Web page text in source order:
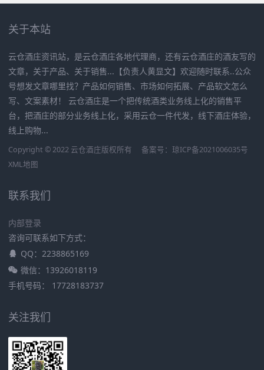
关于本站
云仓酒庄资讯站，是云仓酒庄各地代理商，还有云仓酒庄的酒友写的
文章，关于产品、关于销售...【负责人黄显文】欢迎随时联系..公众
号想发文章哪里找？产品如何销售、市场如何拓展、产品软文怎么
写、文案素材！ 云仓酒庄是一个把传统酒类业务线上化的销售平
台，把酒庄的部分业务线上化，采用云仓一件代发，线下酒庄体验，
线上购物...
Copyright © 2022 云仓酒庄版权所有 备案号： 琼ICP备2021006035号
XML地图
联系我们
内部登录
咨询可联系如下方式：
QQ：2238865169
微信：13926018119
手机号码： 17728183737
关注我们